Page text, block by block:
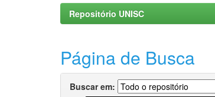
Repositório UNISC
Página de Busca
Buscar em: